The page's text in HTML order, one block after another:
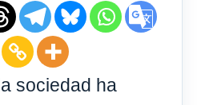
sociedad ha